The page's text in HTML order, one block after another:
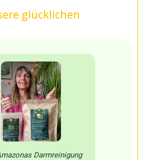
glücklichen
Darmreinigung